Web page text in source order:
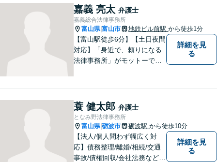
など、幅広く対応可能。【夜
間／休日対応可能】どうぞお
気軽にご相談ください。
嘉義 亮太 弁護士
嘉義総合法律事務所
富山県|富山市 地鉄ビル前駅 から徒歩1分
【富山駅徒歩6分】【土日夜間
対応】「身近で、頼りになる
法律事務所」がモットーで
す。お悩みになる前に、ご相
談ください。【24Hメール受
付】
詳細を見
る
蓑 健太郎 弁護士
となみ野法律事務所
富山県|砺波市 砺波駅 から徒歩10分
【法人/個人問わず幅広く対
応】債務整理/離婚/相続/交通
事故/債権回収/会社法務など幅
詳細を見
る